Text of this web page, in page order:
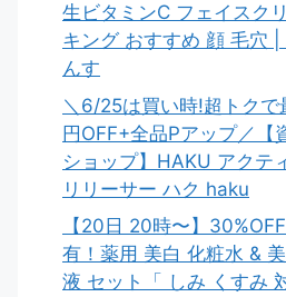
生ビタミンC フェイスク
キング おすすめ 顔 毛穴 |
んす
＼6/25は買い時!超トク
円OFF+全品Pアップ／【
ショップ】HAKU アクテ
リリーサー ハク haku
【20日 20時〜】
有！薬用 美白 化粧水 &
液 セット「 しみ くすみ